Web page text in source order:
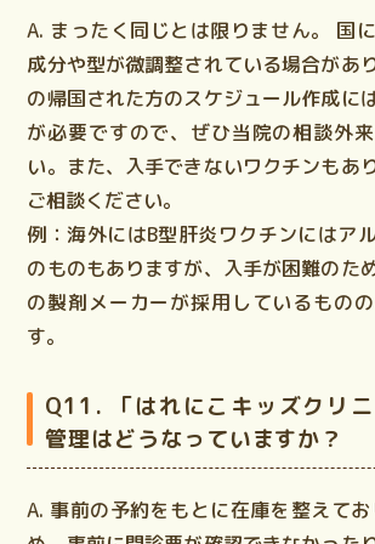
A. まったく同じとは限りません。
国
成分や型が微調整されている場合があ
の帰国された方のスケジュール作成に
が必要ですので、ぜひ当院の相談外
い。また、入手できないワクチンもあ
ご相談ください。
例：海外にはB型肝炎ワクチンにはア
のものもありますが、入手が困難のた
の製剤メーカーが採用しているもの
す。
Q11. 「はれにこキッズクリ
管理はどうなっていますか？
A. 事前の予約をもとに在庫を整えてお